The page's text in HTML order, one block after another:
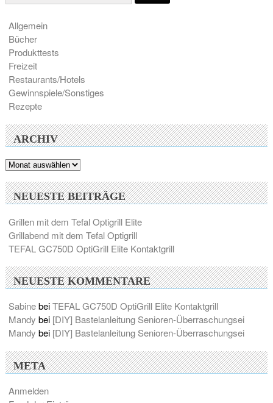
Allgemein
Bücher
Produkttests
Freizeit
Restaurants/Hotels
Gewinnspiele/Sonstiges
Rezepte
ARCHIV
Archiv
NEUESTE BEITRÄGE
Grillen mit dem Tefal Optigrill Elite
Grillabend mit dem Tefal Optigrill
TEFAL GC750D OptiGrill Elite Kontaktgrill
NEUESTE KOMMENTARE
SabinebeiTEFAL GC750D OptiGrill Elite Kontaktgrill
Mandy bei [DIY] Bastelanleitung Senioren-Überraschungsei
Mandy bei [DIY] Bastelanleitung Senioren-Überraschungsei
META
Anmelden